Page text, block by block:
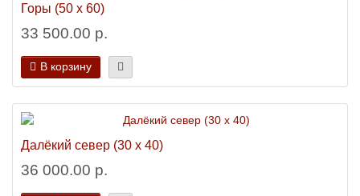
Горы (50 х 60)
33 500.00 р.
В корзину
Далёкий север (30 х 40)
36 000.00 р.